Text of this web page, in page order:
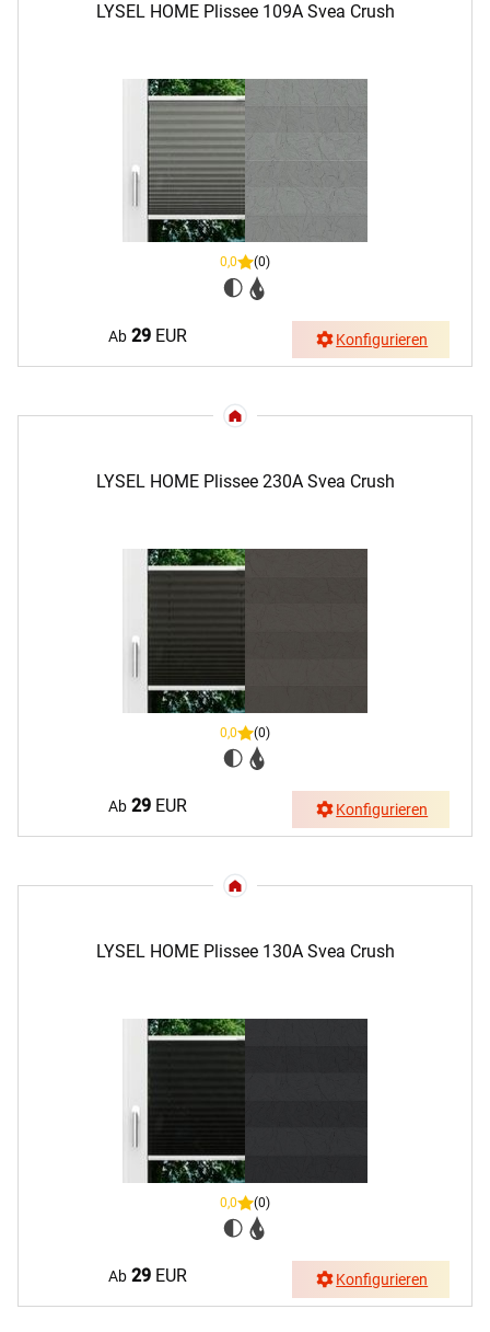
LYSEL HOME Plissee 109A Svea Crush
0,0 (0)
Ab 29 EUR Konfigurieren
LYSEL HOME Plissee 230A Svea Crush
0,0 (0)
Ab 29 EUR Konfigurieren
LYSEL HOME Plissee 130A Svea Crush
0,0 (0)
Ab 29 EUR Konfigurieren